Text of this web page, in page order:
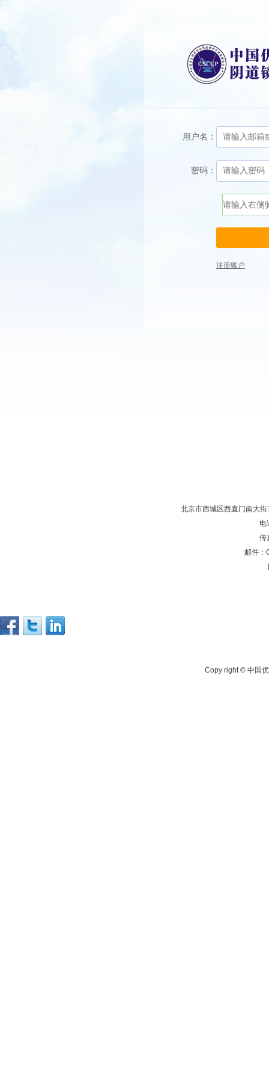
用户名：
密码：
注册账户
北京市西城区西直门南大
电
传
邮件：
Copy right © 中国